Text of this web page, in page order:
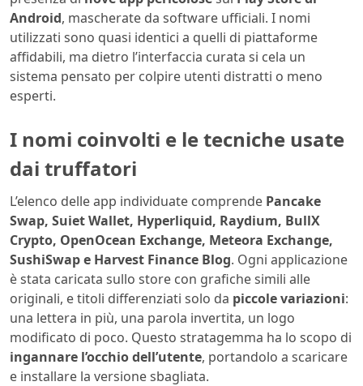
Android, mascherate da software ufficiali. I nomi
utilizzati sono quasi identici a quelli di piattaforme
affidabili, ma dietro l’interfaccia curata si cela un
sistema pensato per colpire utenti distratti o meno
esperti.
I nomi coinvolti e le tecniche usate
dai truffatori
L’elenco delle app individuate comprende Pancake
Swap, Suiet Wallet, Hyperliquid, Raydium, BullX
Crypto, OpenOcean Exchange, Meteora Exchange,
SushiSwap e Harvest Finance Blog. Ogni applicazione
è stata caricata sullo store con grafiche simili alle
originali, e titoli differenziati solo da piccole variazioni:
una lettera in più, una parola invertita, un logo
modificato di poco. Questo stratagemma ha lo scopo di
ingannare l’occhio dell’utente, portandolo a scaricare
e installare la versione sbagliata.